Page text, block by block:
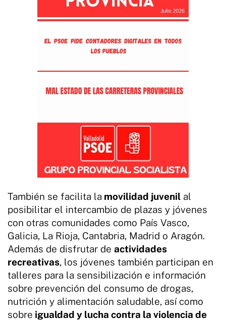
También se facilita la movilidad juvenil al
posibilitar el intercambio de plazas y jóvenes
con otras comunidades como País Vasco,
Galicia, La Rioja, Cantabria, Madrid o Aragón.
Además de disfrutar de actividades
recreativas, los jóvenes también participan en
talleres para la sensibilización e información
sobre prevención del consumo de drogas,
nutrición y alimentación saludable, así como
sobre igualdad y lucha contra la violencia de